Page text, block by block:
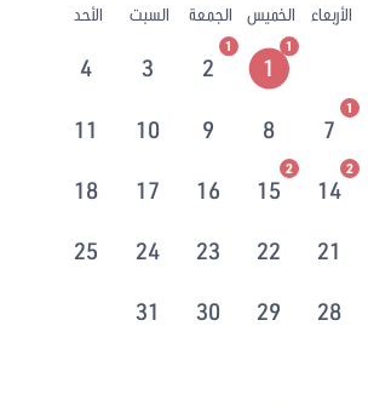
الأربعاء الخميس الجمعة السبت الأحد
1
1
2
1
3
4
7
1
8
9
10
11
14
2
15
2
16
17
18
21
22
23
24
25
28
29
30
31